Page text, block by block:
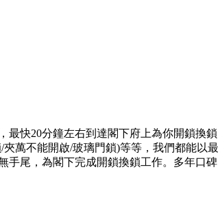
快20分鐘左右到達閣下府上為你開鎖換鎖
萬不能開啟/玻璃門鎖)等等，我們都能以
尾，為閣下完成開鎖換鎖工作。多年口